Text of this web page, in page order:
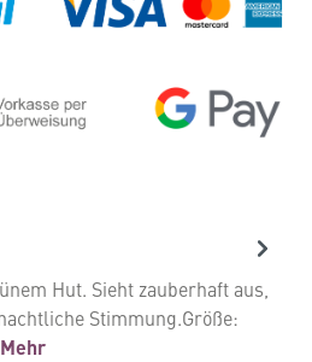
Hut. Sieht zauberhaft aus,
Stimmung.Größe:
Mehr